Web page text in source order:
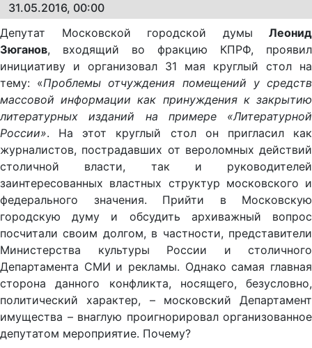
31.05.2016, 00:00
Депутат Московской городской думы Леонид
Зюганов, входящий во фракцию КПРФ, проявил
инициативу и организовал 31 мая круглый стол на
тему: «Проблемы отчуждения помещений у средств
массовой информации как принуждения к закрытию
литературных изданий на примере «Литературной
России». На этот круглый стол он пригласил как
журналистов, пострадавших от вероломных действий
столичной власти, так и руководителей
заинтересованных властных структур московского и
федерального значения. Прийти в Московскую
городскую думу и обсудить архиважный вопрос
посчитали своим долгом, в частности, представители
Министерства культуры России и столичного
Департамента СМИ и рекламы. Однако самая главная
сторона данного конфликта, носящего, безусловно,
политический характер, – московский Департамент
имущества – внаглую проигнорировал организованное
депутатом мероприятие. Почему?